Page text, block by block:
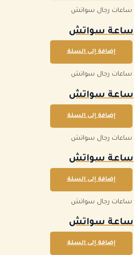
ساعات رجال سواتش
ساعة سواتش
إضافة إلى السلة
ساعات رجال سواتش
ساعة سواتش
إضافة إلى السلة
ساعات رجال سواتش
ساعة سواتش
إضافة إلى السلة
ساعات رجال سواتش
ساعة سواتش
إضافة إلى السلة